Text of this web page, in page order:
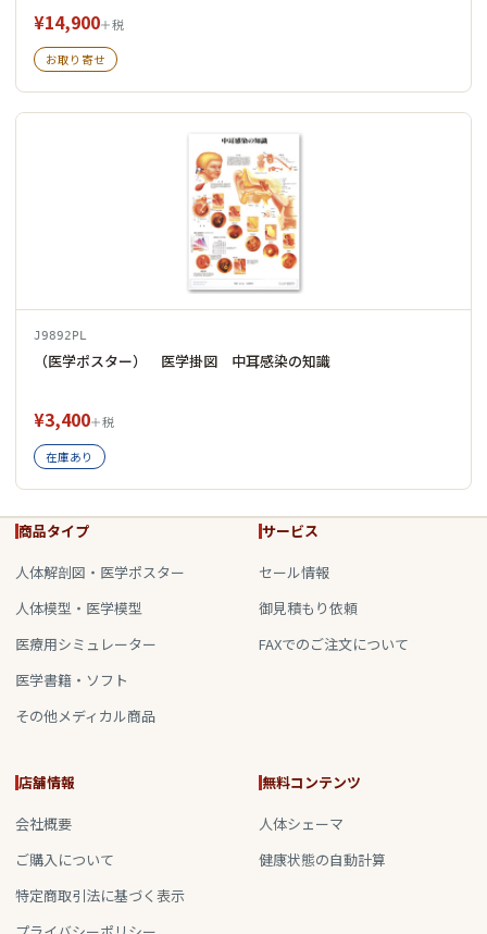
¥14,900＋税
お取り寄せ
J9892PL
（医学ポスター） 医学掛図 中耳感染の知識
¥3,400＋税
在庫あり
商品タイプ
人体解剖図・医学ポスター
人体模型・医学模型
医療用シミュレーター
医学書籍・ソフト
その他メディカル商品
サービス
セール情報
御見積もり依頼
FAXでのご注文について
店舗情報
会社概要
ご購入について
特定商取引法に基づく表示
無料コンテンツ
人体シェーマ
健康状態の自動計算